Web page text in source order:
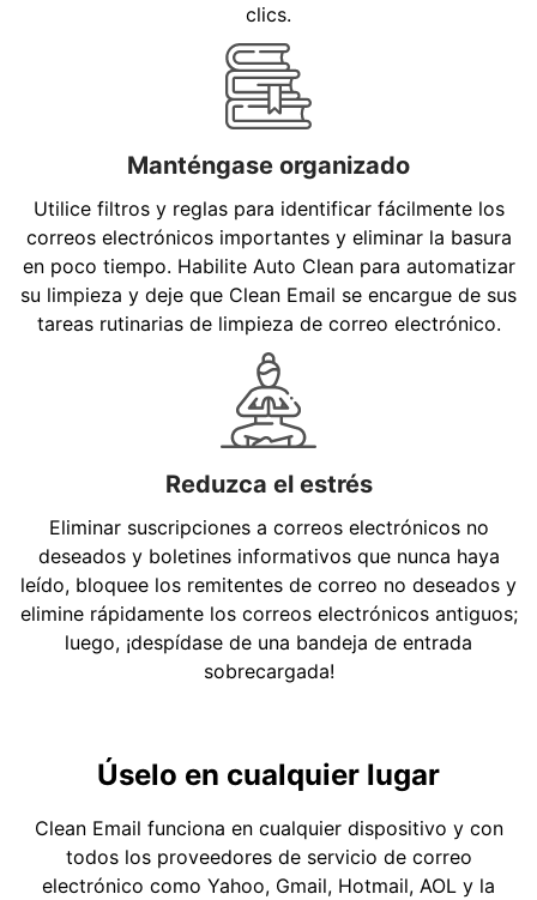
clics.
Manténgase organizado
Utilice filtros y reglas para identificar fácilmente los
correos electrónicos importantes y eliminar la basura
en poco tiempo. Habilite Auto Clean para automatizar
su limpieza y deje que Clean Email se encargue de sus
tareas rutinarias de limpieza de correo electrónico.
Reduzca el estrés
Eliminar suscripciones a correos electrónicos no
deseados y boletines informativos que nunca haya
leído, bloquee los remitentes de correo no deseados y
elimine rápidamente los correos electrónicos antiguos;
luego, ¡despídase de una bandeja de entrada
sobrecargada!
Úselo en cualquier lugar
Clean Email funciona en cualquier dispositivo y con
todos los proveedores de servicio de correo
electrónico como Yahoo, Gmail, Hotmail, AOL y la